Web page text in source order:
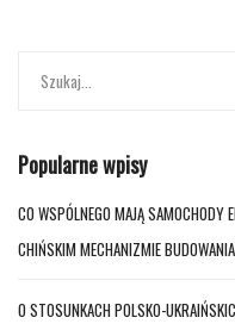
Popularne wpisy
CO WSPÓLNEGO MAJĄ SAMOCHODY
CHIŃSKIM MECHANIZMIE
O STOSUNKACH POLSKO-